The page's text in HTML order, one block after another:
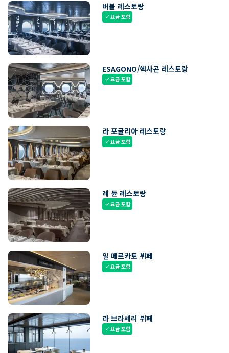
버블 레스토랑
check요금 포함
ESAGONO/헥사곤 레스토랑
check요금 포함
라 포글리아 레스토랑
check요금 포함
레 듄 레스토랑
check요금 포함
일 메르카토 뷔페
check요금 포함
라 브라세리 뷔페
check요금 포함